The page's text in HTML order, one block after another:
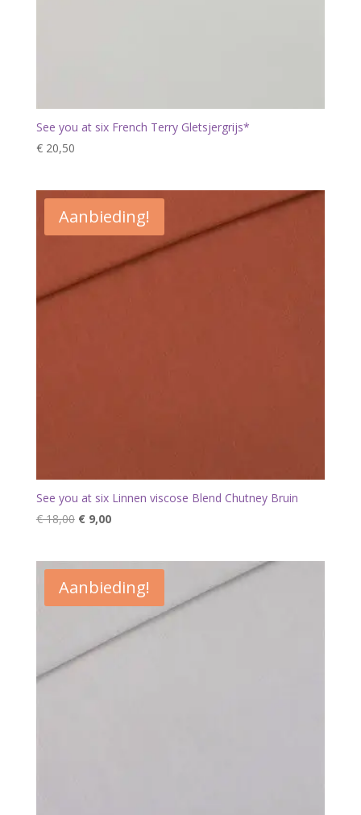
See you at six French Terry Gletsjergrijs*
€20,50
Aanbieding!
See you at six Linnen viscose Blend Chutney Bruin
€18,00 Oorspronkelijke
€ 18,00.
€9,00Huidige
€ 9,00.
Aanbieding!